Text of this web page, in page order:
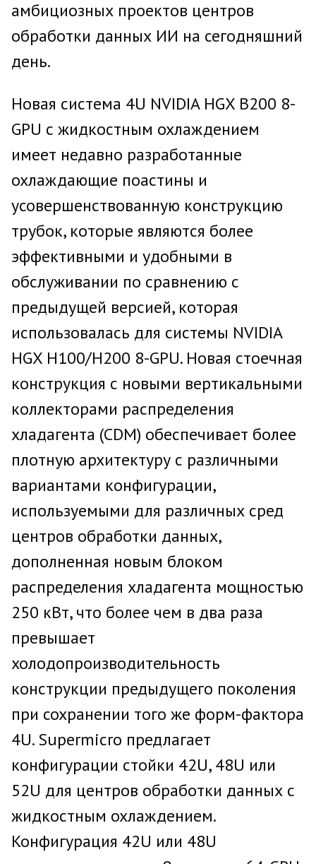
амбициозных проектов центров
обработки данных ИИ на сегодняшний
день.
Новая система 4U NVIDIA HGX B200 8-
GPU с жидкостным охлаждением
имеет недавно разработанные
охлаждающие поастины и
усовершенствованную конструкцию
трубок, которые являются более
эффективными и удобными в
обслуживании по сравнению с
предыдущей версией, которая
использовалась для системы NVIDIA
HGX H100/H200 8-GPU. Новая стоечная
конструкция с новыми вертикальными
коллекторами распределения
хладагента (CDM) обеспечивает более
плотную архитектуру с различными
вариантами конфигурации,
используемыми для различных сред
центров обработки данных,
дополненная новым блоком
распределения хладагента мощностью
250 кВт, что более чем в два раза
превышает
холодопроизводительность
конструкции предыдущего поколения
при сохранении того же форм-фактора
4U. Supermicro предлагает
конфигурации стойки 42U, 48U или
52U для центров обработки данных с
жидкостным охлаждением.
Конфигурация 42U или 48U